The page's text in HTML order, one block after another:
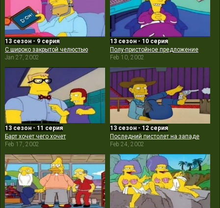
13 сезон - 9 серия
С широко закрытой челюстью
Jan 27, 2002
13 сезон - 10 серия
Полу-пристойное предложение
Feb 10, 2002
13 сезон - 11 серия
Барт хочет чего хочет
Feb 17, 2002
13 сезон - 12 серия
Последний пистолет на западе
Feb 24, 2002